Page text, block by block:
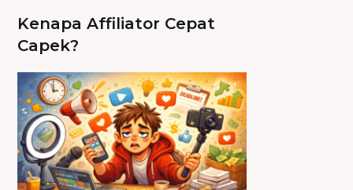
Kenapa Affiliator Cepat
Capek?